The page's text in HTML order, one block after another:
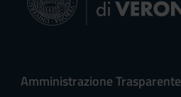
Amministrazione Trasparente